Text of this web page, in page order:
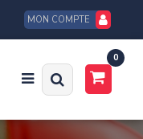
MON COMPTE
0